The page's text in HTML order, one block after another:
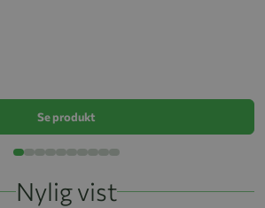
Se produkt
Nylig vist